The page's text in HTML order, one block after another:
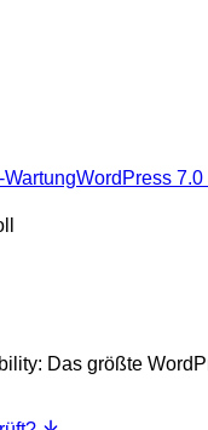
WordPress
Das größte